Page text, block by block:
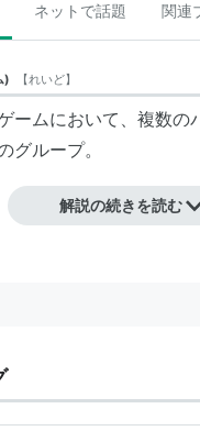
ネットで話題 関連
) 【れいど】
ームにおいて、複数の
グループ。
ルを組み合わせて利
によりハードウェア
解説の続きを読む